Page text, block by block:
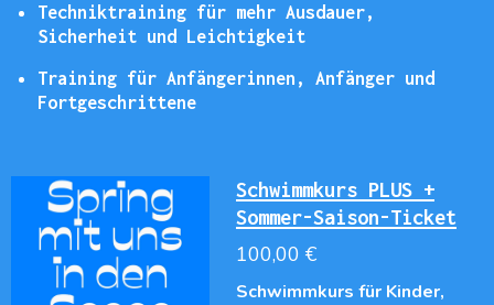
Techniktraining für mehr Ausdauer,
Sicherheit und Leichtigkeit
Training für Anfängerinnen, Anfänger und
Fortgeschrittene
Schwimmkurs PLUS +
Sommer-Saison-Ticket
100,00 €
Schwimmkurs für Kinder,